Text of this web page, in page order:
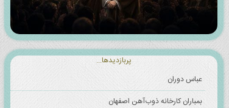
پربازدیدها...
عباس دوران
بمباران کارخانه ذوب‌آهن اصفهان